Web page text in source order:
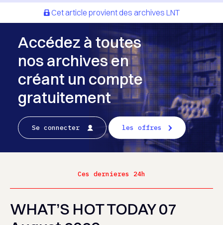
Cet article provient des archives LNT
Accédez à toutes
nos archives en
créant un compte
gratuitement
Se connecter les offres
Ces dernieres 24h
WHAT’S HOT TODAY 07